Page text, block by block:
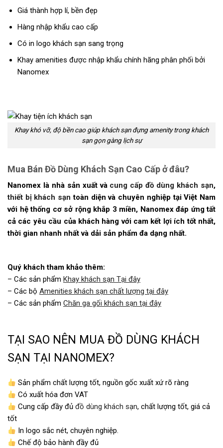
Giá thành hợp lí, bền đẹp
Hàng nhập khẩu cao cấp
Có in logo khách sạn sang trọng
Khay amenities được nhập khẩu chính hãng phân phối bởi
Nanomex
Khay khó vỡ, độ bền cao giúp khách sạn đựng amenity trong khách
sạn gọn gàng lịch sự
Mua Bán Đồ Dùng Khách Sạn Cao Cấp ở đâu?
Nanomex là nhà sản xuất và cung cấp đồ dùng khách sạn,
thiết bị khách sạn toàn diện và chuyên nghiệp tại Việt Nam
với hệ thống cơ sở rộng khắp 3 miền, Nanomex đáp ứng tất
cả các yêu cầu của khách hàng với cam kết lợi ích tốt nhất,
thời gian nhanh nhất và dải sản phẩm đa dạng nhất.
Quý khách tham khảo thêm:
– Các sản phẩm Khay khách sạn Tại đây
– Các bộ Amenities khách sạn chất lượng tại đây
– Các sản phẩm Chăn ga gối khách sạn tại đây
TẠI SAO NÊN MUA ĐỒ DÙNG KHÁCH
SẠN TẠI NANOMEX?
Sản phẩm chất lượng tốt, nguồn gốc xuất xứ rõ ràng
Có xuất hóa đơn VAT
Cung cấp đầy đủđồ dùng khách sạn, chất lượng tốt, giá cả
tốt
In logo sắc nét, chuyên nghiệp.
Chế độ bảo hành đầy đủ